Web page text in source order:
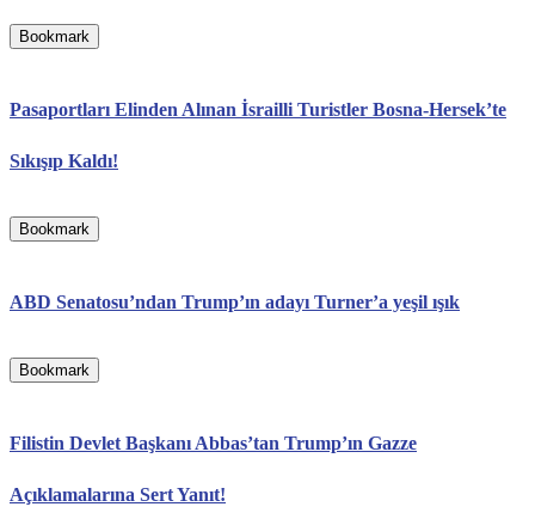
Bookmark
Pasaportları Elinden Alınan İsrailli Turistler Bosna-Hersek’te
Sıkışıp Kaldı!
Bookmark
ABD Senatosu’ndan Trump’ın adayı Turner’a yeşil ışık
Bookmark
Filistin Devlet Başkanı Abbas’tan Trump’ın Gazze
Açıklamalarına Sert Yanıt!